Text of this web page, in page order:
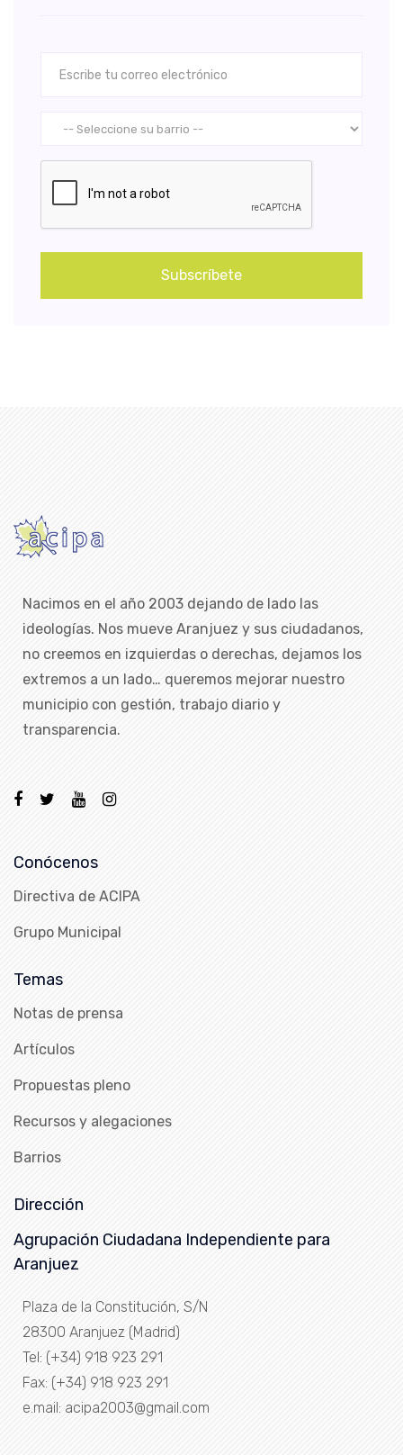
Subscríbete
Nacimos en el año 2003 dejando de lado las
ideologías. Nos mueve Aranjuez y sus ciudadanos,
no creemos en izquierdas o derechas, dejamos los
extremos a un lado… queremos mejorar nuestro
municipio con gestión, trabajo diario y
transparencia.
Conócenos
Directiva de ACIPA
Grupo Municipal
Temas
Notas de prensa
Artículos
Propuestas pleno
Recursos y alegaciones
Barrios
Dirección
Agrupación Ciudadana Independiente para
Aranjuez
Plaza de la Constitución, S/N
28300 Aranjuez (Madrid)
Tel: (+34) 918 923 291
Fax: (+34) 918 923 291
e.mail: acipa2003@gmail.com